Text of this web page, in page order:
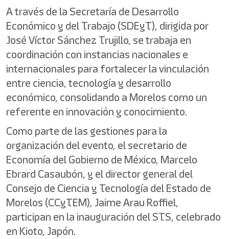
A través de la Secretaría de Desarrollo
Económico y del Trabajo (SDEyT), dirigida por
José Víctor Sánchez Trujillo, se trabaja en
coordinación con instancias nacionales e
internacionales para fortalecer la vinculación
entre ciencia, tecnología y desarrollo
económico, consolidando a Morelos como un
referente en innovación y conocimiento.
Como parte de las gestiones para la
organización del evento, el secretario de
Economía del Gobierno de México, Marcelo
Ebrard Casaubón, y el director general del
Consejo de Ciencia y Tecnología del Estado de
Morelos (CCyTEM), Jaime Arau Roffiel,
participan en la inauguración del STS, celebrado
en Kioto, Japón.